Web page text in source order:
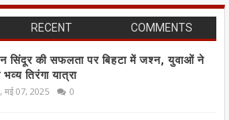
RECENT COMMENTS
सिंदूर की सफलता पर बिहटा में जश्न, युवाओं ने
भव्य तिरंगा यात्रा
मई 07, 2025 0